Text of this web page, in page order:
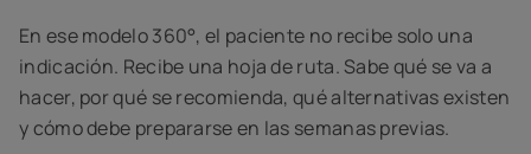
En ese modelo 360°, el paciente no recibe solo una
indicación. Recibe una hoja de ruta. Sabe qué se va a
hacer, por qué se recomienda, qué alternativas existen
y cómo debe prepararse en las semanas previas.